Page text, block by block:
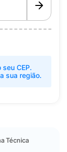
CEP.
sua região.
Técnica